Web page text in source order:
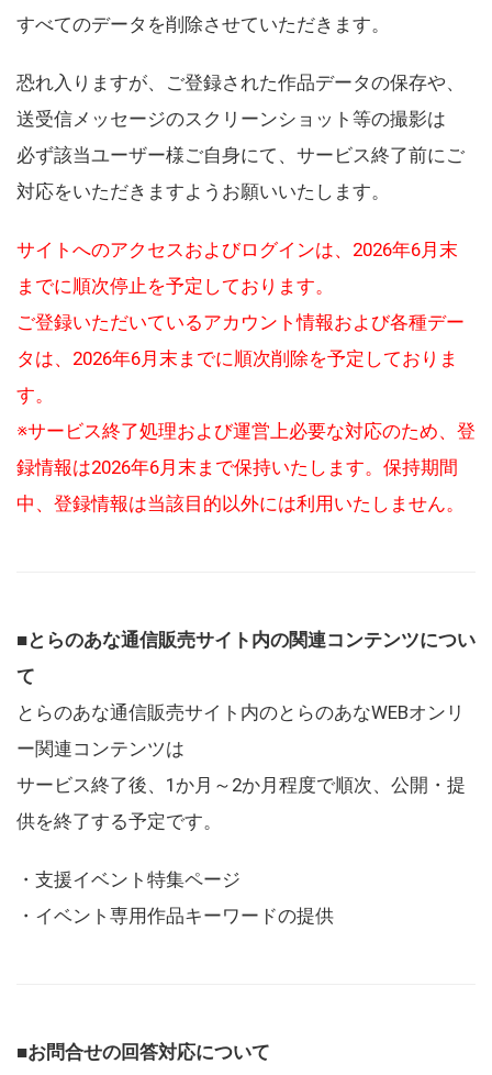
すべてのデータを削除させていただきます。
恐れ入りますが、ご登録された作品データの保存や、
送受信メッセージのスクリーンショット等の撮影は
必ず該当ユーザー様ご自身にて、サービス終了前にご
対応をいただきますようお願いいたします。
サイトへのアクセスおよびログインは、2026年6月末
までに順次停止を予定しております。
ご登録いただいているアカウント情報および各種デー
タは、2026年6月末までに順次削除を予定しておりま
す。
※サービス終了処理および運営上必要な対応のため、登
録情報は2026年6月末まで保持いたします。保持期間
中、登録情報は当該目的以外には利用いたしません。
■とらのあな通信販売サイト内の関連コンテンツについ
て
とらのあな通信販売サイト内のとらのあなWEBオンリ
ー関連コンテンツは
サービス終了後、1か月～2か月程度で順次、公開・提
供を終了する予定です。
・支援イベント特集ページ
・イベント専用作品キーワードの提供
■お問合せの回答対応について